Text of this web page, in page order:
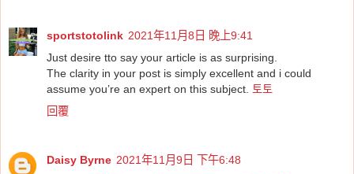
sportstotolink 2021年11月8日 晚上9:41
Just desire tto say your article is as surprising.
The clarity in your post is simply excellent and i could
assume you’re an expert on this subject.
토토
回覆
Daisy Byrne 2021年11月9日 下午6:48